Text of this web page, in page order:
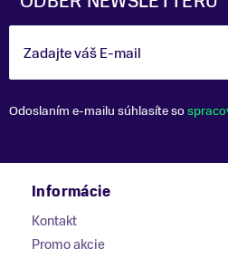
Zadajte váš E-mail
Odoslaním e-mailu súhlasíte so
Informácie
Kontakt
Promo akcie